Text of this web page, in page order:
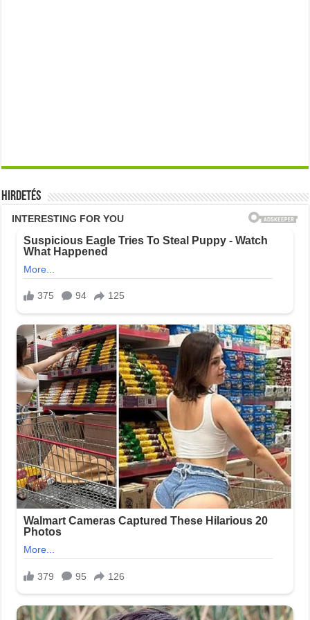
Hirdetés